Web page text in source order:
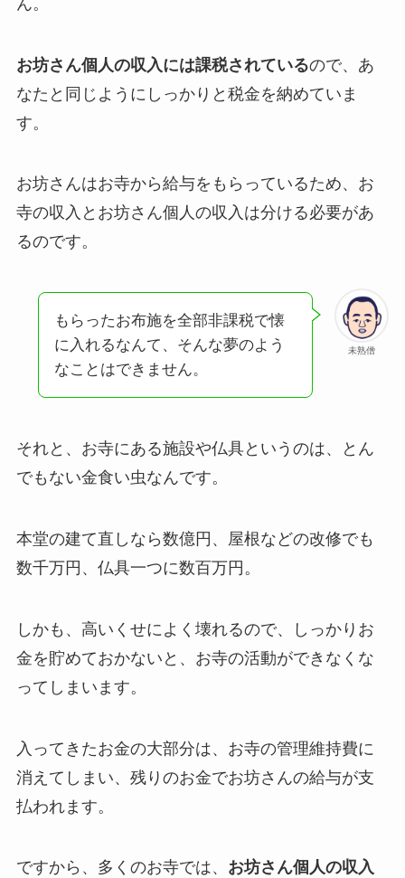
お坊さん個人の収入には課税されているので、あ
なたと同じようにしっかりと税金を納めていま
す。
お坊さんはお寺から給与をもらっているため、お
寺の収入とお坊さん個人の収入は分ける必要があ
るのです。
未熟僧
もらったお布施を全部非課税で懐
に入れるなんて、そんな夢のよう
なことはできません。
それと、お寺にある施設や仏具というのは、とん
でもない金食い虫なんです。
本堂の建て直しなら数億円、屋根などの改修でも
数千万円、仏具一つに数百万円。
しかも、高いくせによく壊れるので、しっかりお
金を貯めておかないと、お寺の活動ができなくな
ってしまいます。
入ってきたお金の大部分は、お寺の管理維持費に
消えてしまい、残りのお金でお坊さんの給与が支
払われます。
ですから、多くのお寺では、 お坊さん個人の収入